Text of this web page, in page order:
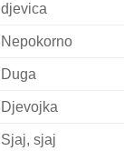
djevica
Nepokorno
Duga
Djevojka
Sjaj, sjaj